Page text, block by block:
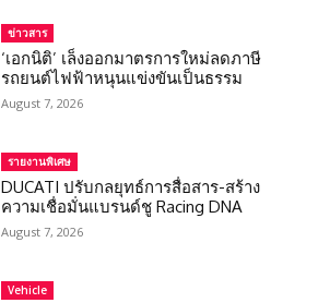
ข่าวสาร
‘เอกนิติ’ เล็งออกมาตรการใหม่ลดภาษี
รถยนต์ไฟฟ้าหนุนแข่งขันเป็นธรรม
August 7, 2026
รายงานพิเศษ
DUCATI ปรับกลยุทธ์การสื่อสาร-สร้าง
ความเชื่อมั่นแบรนด์ชู Racing DNA
August 7, 2026
Vehicle